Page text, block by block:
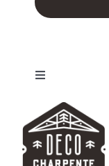
Basculer
navigation
voiture
Carport
en bois
voiture
Bois
Abri